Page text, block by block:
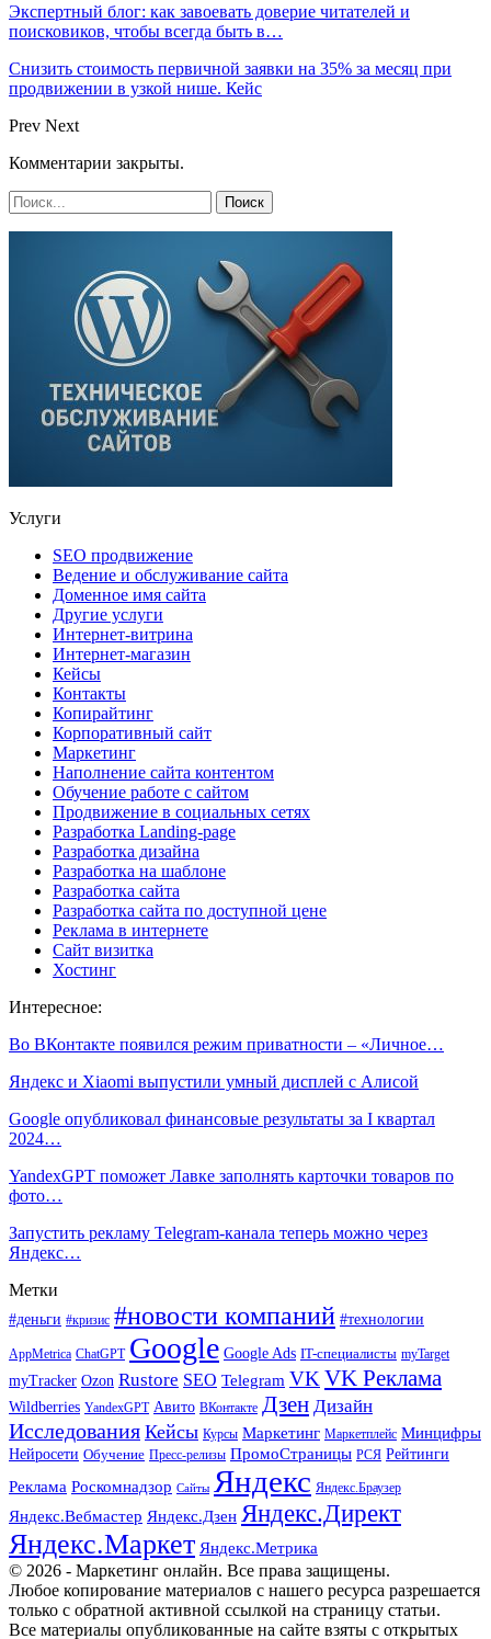
Экспертный блог: как завоевать доверие читателей и
поисковиков, чтобы всегда быть в…
Снизить стоимость первичной заявки на 35% за месяц при
продвижении в узкой нише. Кейс
Prev Next
Комментарии закрыты.
Услуги
SEO продвижение
Ведение и обслуживание сайта
Доменное имя сайта
Другие услуги
Интернет-витрина
Интернет-магазин
Кейсы
Контакты
Копирайтинг
Корпоративный сайт
Маркетинг
Наполнение сайта контентом
Обучение работе с сайтом
Продвижение в социальных сетях
Разработка Landing-page
Разработка дизайна
Разработка на шаблоне
Разработка сайта
Разработка сайта по доступной цене
Реклама в интернете
Сайт визитка
Хостинг
Интересное:
Во ВКонтакте появился режим приватности – «Личное…
Яндекс и Xiaomi выпустили умный дисплей с Алисой
Google опубликовал финансовые результаты за I квартал
2024…
YandexGPT поможет Лавке заполнять карточки товаров по
фото…
Запустить рекламу Telegram-канала теперь можно через
Яндекс…
Метки
#деньги #кризис #новости компаний #технологии
AppMetrica ChatGPT Google Google Ads IT-специалисты myTarget
myTracker Ozon Rustore SEO Telegram VK VK Реклама
Wildberries YandexGPT Авито ВКонтакте Дзен Дизайн
Исследования Кейсы Курсы Маркетинг Маркетплейс Минцифры
Нейросети Обучение Пресс-релизы ПромоСтраницы РСЯ Рейтинги
Реклама Роскомнадзор Сайты Яндекс Яндекс.Браузер
Яндекс.Вебмастер Яндекс.Дзен Яндекс.Директ
Яндекс.Маркет Яндекс.Метрика
© 2026 - Маркетинг онлайн. Все права защищены.
Любое копирование материалов с нашего ресурса разрешается
только с обратной активной ссылкой на страницу статьи.
Все материалы опубликованные на сайте взяты с открытых